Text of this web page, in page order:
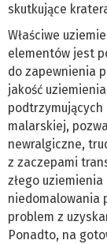
skutkujące
Właściwe
elementów jest
do zapewnienia
jakość
malarskiej,
newralgiczne,
z zaczepami
złego
niedomalowania
problem z
Ponadto, na